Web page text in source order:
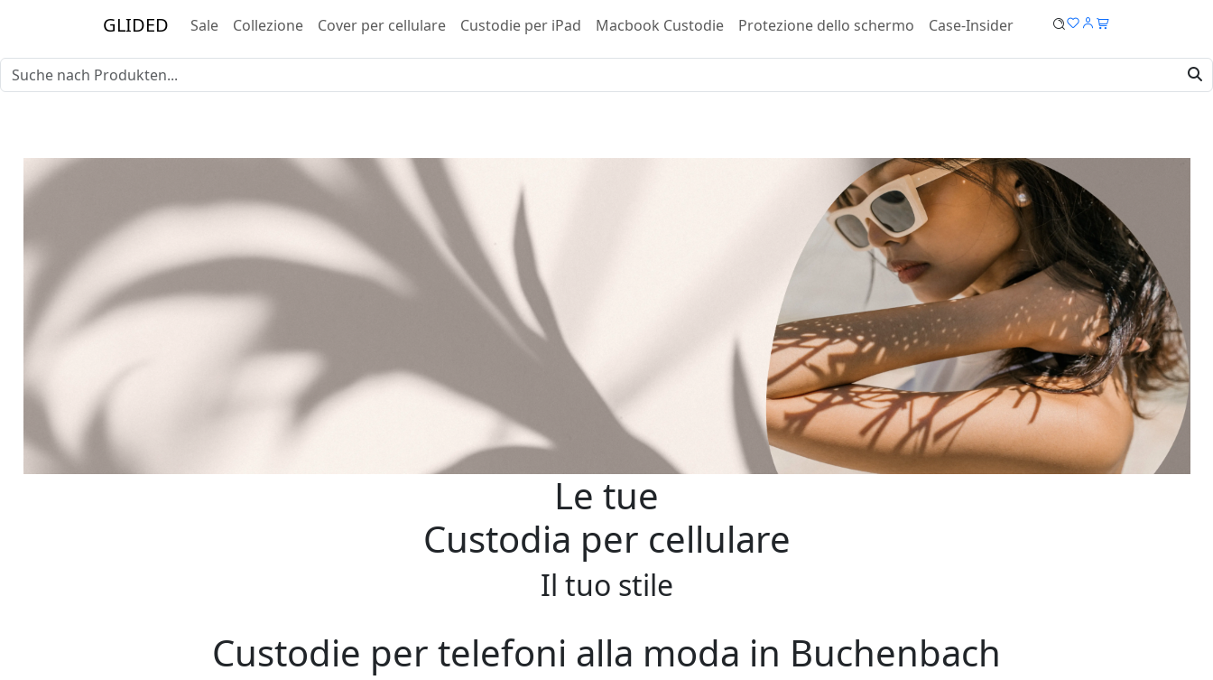
GLIDED Sale Collezione Cover per cellulare Custodie per iPad Macbook Custodie Protezione dello schermo Case-Insider
Le tue
Custodia per cellulare
Il tuo stile
Custodie per telefoni alla moda in Buchenbach